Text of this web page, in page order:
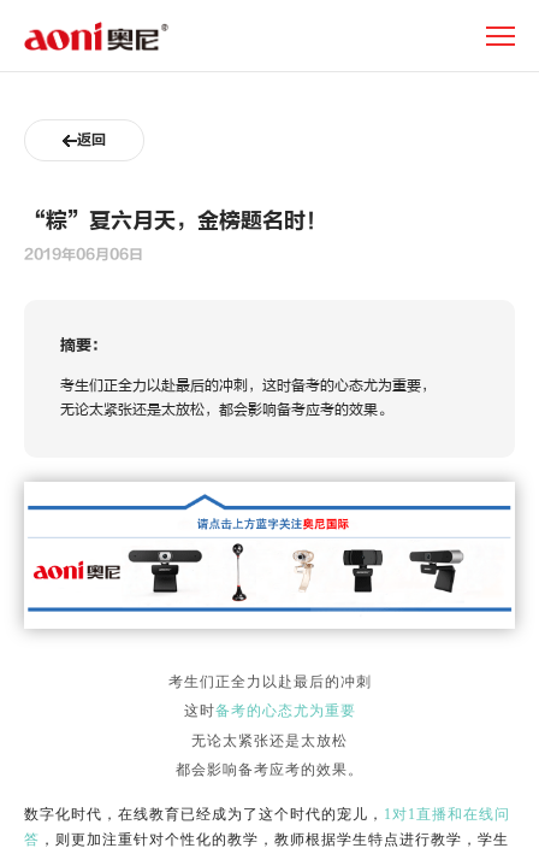
动
返回
“粽”夏六月天，金榜题名时！
2019年06月06日
摘要：
考生们正全力以赴最后的冲刺，这时备考的心态尤为重要，
无论太紧张还是太放松，都会影响备考应考的效果。
考生们正全力以赴最后的冲刺
这时备考的心态尤为重要
无论太紧张还是太放松
都会影响备考应考的效果。
数字化时代，在线教育已经成为了这个时代的宠儿， 1对1直播和在线问
答 ，则更加注重针对个性化的教学，教师根据学生特点进行教学，学生